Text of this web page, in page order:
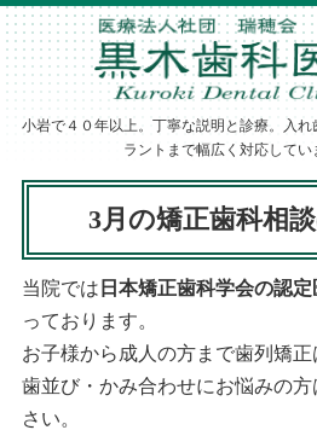
小岩で４０年以上。丁寧な説明と診療。入
ラントまで幅広く対応してい
ホーム
診療案内
歯科医師紹介
アクセス
3月の矯正歯科相
当院では 日本矯正歯科学会の認定
っております。
お子様から成人の方まで歯列矯正
歯並び・かみ合わせにお悩みの
さい。